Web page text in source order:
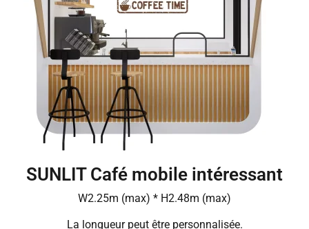
SUNLIT Café mobile intéressant
W2.25m (max) * H2.48m (max)
La longueur peut être personnalisée.